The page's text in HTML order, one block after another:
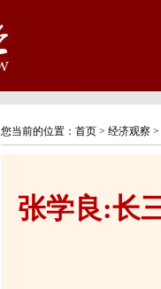
您当前的位置： 首页 > 经济观察 >
张学良:长